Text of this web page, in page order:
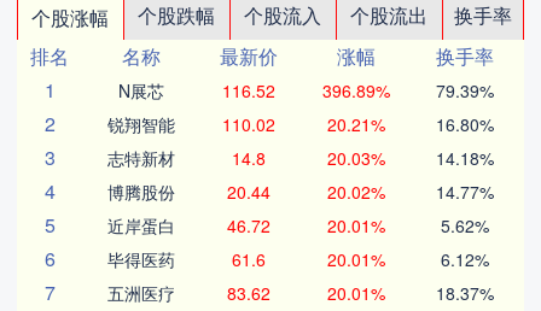
个股涨幅 个股跌幅 个股流入 个股流出
换手率
排名
名称 最新价 涨幅
换手率
1
N展芯 116.52 396.89% 79.39%
2 锐翔智能 110.02 20.21% 16.80%
3 志特新材 14.8 20.03% 14.18%
4 博腾股份 20.44 20.02% 14.77%
5 近岸蛋白 46.72 20.01% 5.62%
6 毕得医药 61.6 20.01% 6.12%
7 五洲医疗 83.62 20.01% 18.37%